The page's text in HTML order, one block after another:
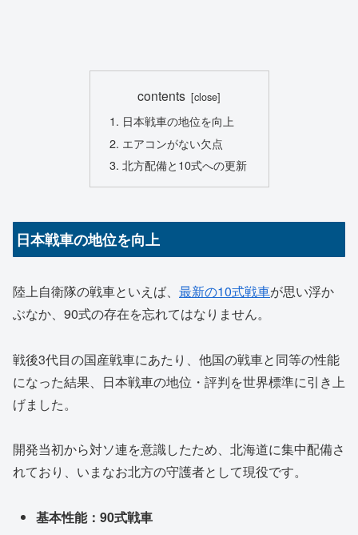
contents
日本戦車の地位を向上
エアコンがない欠点
北方配備と10式への更新
日本戦車の地位を向上
陸上自衛隊の戦車といえば、 最新の10式戦車が思い浮か
ぶなか、90式の存在を忘れてはなりません。
戦後3代目の国産戦車にあたり、他国の戦車と同等の性能
になった結果、日本戦車の地位・評判を世界標準に引き上
げました。
開発当初から対ソ連を意識したため、北海道に集中配備さ
れており、いまなお北方の守護者として現役です。
基本性能：90式戦車